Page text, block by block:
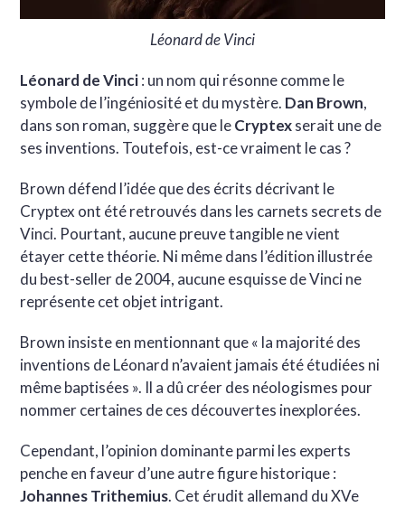
Léonard de Vinci
Léonard de Vinci: un nom qui résonne comme le
symbole de l’ingéniosité et du mystère. Dan Brown,
dans son roman, suggère que leCryptexserait une de
ses inventions. Toutefois, est-ce vraiment le cas ?
Brown défend l’idée que des écrits décrivant le
Cryptex ont été retrouvés dans les carnets secrets de
Vinci. Pourtant, aucune preuve tangible ne vient
étayer cette théorie. Ni même dans l’édition illustrée
du best-seller de 2004, aucune esquisse de Vinci ne
représente cet objet intrigant.
Brown insiste en mentionnant que « la majorité des
inventions de Léonard n’avaient jamais été étudiées ni
même baptisées ». Il a dû créer des néologismes pour
nommer certaines de ces découvertes inexplorées.
Cependant, l’opinion dominante parmi les experts
penche en faveur d’une autre figure historique :
Johannes Trithemius. Cet érudit allemand du XVe